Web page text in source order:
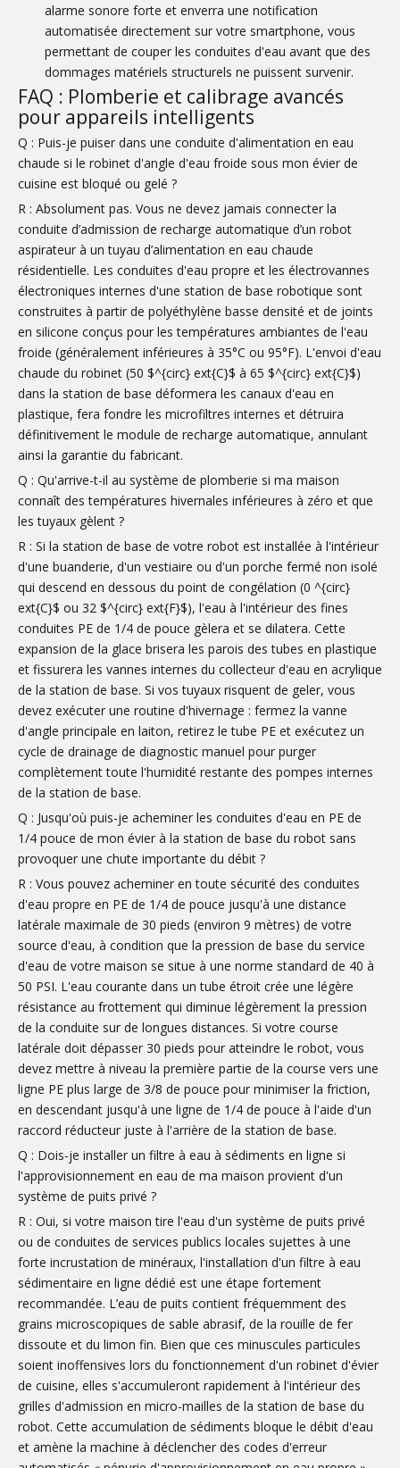
alarme sonore forte et enverra une notification
automatisée directement sur votre smartphone, vous
permettant de couper les conduites d'eau avant que des
dommages matériels structurels ne puissent survenir.
FAQ : Plomberie et calibrage avancés
pour appareils intelligents
Q : Puis-je puiser dans une conduite d'alimentation en eau
chaude si le robinet d'angle d'eau froide sous mon évier de
cuisine est bloqué ou gelé ?
R : Absolument pas. Vous ne devez jamais connecter la
conduite d’admission de recharge automatique d’un robot
aspirateur à un tuyau d’alimentation en eau chaude
résidentielle. Les conduites d'eau propre et les électrovannes
électroniques internes d'une station de base robotique sont
construites à partir de polyéthylène basse densité et de joints
en silicone conçus pour les températures ambiantes de l'eau
froide (généralement inférieures à 35°C ou 95°F). L'envoi d'eau
chaude du robinet (50 $^{circ} ext{C}$ à 65 $^{circ} ext{C}$)
dans la station de base déformera les canaux d'eau en
plastique, fera fondre les microfiltres internes et détruira
définitivement le module de recharge automatique, annulant
ainsi la garantie du fabricant.
Q : Qu'arrive-t-il au système de plomberie si ma maison
connaît des températures hivernales inférieures à zéro et que
les tuyaux gèlent ?
R : Si la station de base de votre robot est installée à l'intérieur
d'une buanderie, d'un vestiaire ou d'un porche fermé non isolé
qui descend en dessous du point de congélation (0 ^{circ}
ext{C}$ ou 32 $^{circ} ext{F}$), l'eau à l'intérieur des fines
conduites PE de 1/4 de pouce gèlera et se dilatera. Cette
expansion de la glace brisera les parois des tubes en plastique
et fissurera les vannes internes du collecteur d'eau en acrylique
de la station de base. Si vos tuyaux risquent de geler, vous
devez exécuter une routine d'hivernage : fermez la vanne
d'angle principale en laiton, retirez le tube PE et exécutez un
cycle de drainage de diagnostic manuel pour purger
complètement toute l'humidité restante des pompes internes
de la station de base.
Q : Jusqu'où puis-je acheminer les conduites d'eau en PE de
1/4 pouce de mon évier à la station de base du robot sans
provoquer une chute importante du débit ?
R : Vous pouvez acheminer en toute sécurité des conduites
d'eau propre en PE de 1/4 de pouce jusqu'à une distance
latérale maximale de 30 pieds (environ 9 mètres) de votre
source d'eau, à condition que la pression de base du service
d'eau de votre maison se situe à une norme standard de 40 à
50 PSI. L'eau courante dans un tube étroit crée une légère
résistance au frottement qui diminue légèrement la pression
de la conduite sur de longues distances. Si votre course
latérale doit dépasser 30 pieds pour atteindre le robot, vous
devez mettre à niveau la première partie de la course vers une
ligne PE plus large de 3/8 de pouce pour minimiser la friction,
en descendant jusqu'à une ligne de 1/4 de pouce à l'aide d'un
raccord réducteur juste à l'arrière de la station de base.
Q : Dois-je installer un filtre à eau à sédiments en ligne si
l'approvisionnement en eau de ma maison provient d'un
système de puits privé ?
R : Oui, si votre maison tire l'eau d'un système de puits privé
ou de conduites de services publics locales sujettes à une
forte incrustation de minéraux, l'installation d'un filtre à eau
sédimentaire en ligne dédié est une étape fortement
recommandée. L’eau de puits contient fréquemment des
grains microscopiques de sable abrasif, de la rouille de fer
dissoute et du limon fin. Bien que ces minuscules particules
soient inoffensives lors du fonctionnement d'un robinet d'évier
de cuisine, elles s'accumuleront rapidement à l'intérieur des
grilles d'admission en micro-mailles de la station de base du
robot. Cette accumulation de sédiments bloque le débit d'eau
et amène la machine à déclencher des codes d'erreur